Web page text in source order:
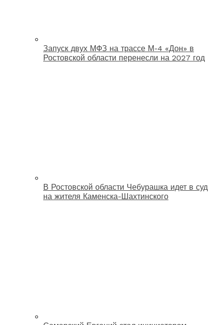
Запуск двух МФЗ на трассе М-4 «Дон» в
Ростовской области перенесли на 2027 год
В Ростовской области Чебурашка идет в суд
на жителя Каменска-Шахтинского